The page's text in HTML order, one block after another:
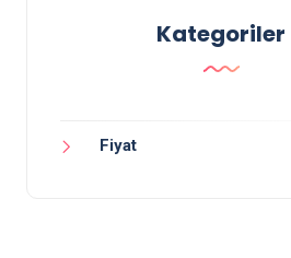
Kategoriler
Fiyat